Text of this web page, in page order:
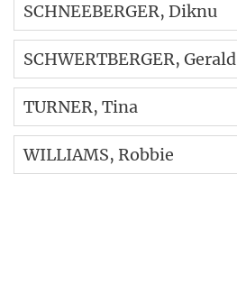
SCHNEEBERGER, Diknu
SCHWERTBERGER, Gerald
TURNER, Tina
WILLIAMS, Robbie